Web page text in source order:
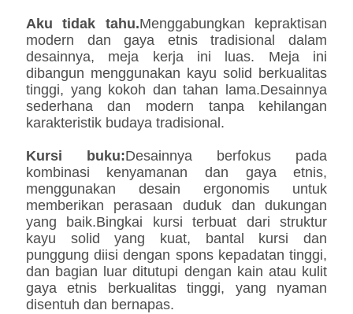
Aku tidak tahu.Menggabungkan kepraktisan
modern dan gaya etnis tradisional dalam
desainnya, meja kerja ini luas. Meja ini
dibangun menggunakan kayu solid berkualitas
tinggi, yang kokoh dan tahan lama.Desainnya
sederhana dan modern tanpa kehilangan
karakteristik budaya tradisional.
Kursi buku:Desainnya berfokus pada
kombinasi kenyamanan dan gaya etnis,
menggunakan desain ergonomis untuk
memberikan perasaan duduk dan dukungan
yang baik.Bingkai kursi terbuat dari struktur
kayu solid yang kuat, bantal kursi dan
punggung diisi dengan spons kepadatan tinggi,
dan bagian luar ditutupi dengan kain atau kulit
gaya etnis berkualitas tinggi, yang nyaman
disentuh dan bernapas.